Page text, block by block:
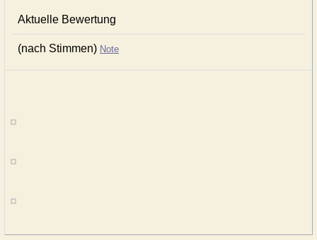
Aktuelle Bewertung
(nach Stimmen) Note